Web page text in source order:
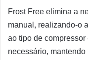
Frost Free elimina a
manual, realizando-o
ao tipo de
necessário,